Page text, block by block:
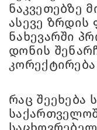
ნაკვეთებზე
ასევე ზრდის
ნახევარში
დონის
კორექტირება
რაც შეეხება